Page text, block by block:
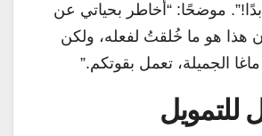
موضحًا: “أخاطر بحياتي عن
هذا هو ما خُلقتُ لفعله، ولكن
الجميلة، تعمل بقوتكم.”
للتمويل